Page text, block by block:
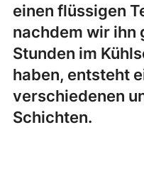
einen flüssigen
nachdem wir ihn
Stunden im
haben, entsteht
verschiedenen
Schichten.